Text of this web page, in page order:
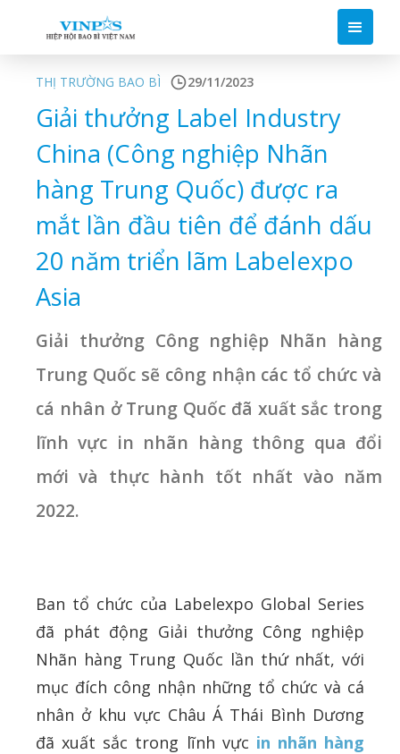
THỊ TRƯỜNG BAO BÌ 29/11/2023
Giải thưởng Label Industry
China (Công nghiệp Nhãn
hàng Trung Quốc) được ra
mắt lần đầu tiên để đánh dấu
20 năm triển lãm Labelexpo
Asia
Giải thưởng Công nghiệp Nhãn hàng
Trung Quốc sẽ công nhận các tổ chức và
cá nhân ở Trung Quốc đã xuất sắc trong
lĩnh vực in nhãn hàng thông qua đổi
mới và thực hành tốt nhất vào năm
2022.
Ban tổ chức của Labelexpo Global Series
đã phát động Giải thưởng Công nghiệp
Nhãn hàng Trung Quốc lần thứ nhất, với
mục đích công nhận những tổ chức và cá
nhân ở khu vực Châu Á Thái Bình Dương
đã xuất sắc trong lĩnh vực in nhãn hàng